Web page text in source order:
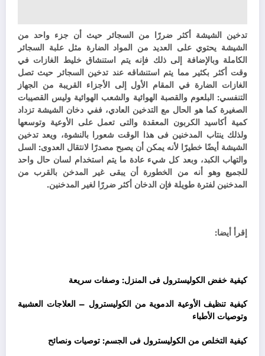
تدخين الشيشة أكثر ضررًا من السجائر حيث أن جزء واحد من
الشيشة يحتوي على العديد من المواد الضارة مثل علبة السجائر
الكاملة وبالإضافة إلى ذلك فإنه يتم استنشاق خليط الغازات في
وقت أكثر بكثير مما يتم استنشاقه عند تدخين السجائر حيث تصل
الغازات الضارة في المقام الأول إلى الأجزاء القريبة من الجهاز
التنفسي: البلعوم والقصبة الهوائية والشعب الهوائية وليس القصيبات
الصغيرة كما هو الحال مع التدخين العادي، ففي دخان الشيشة تزداد
كمية أكاسيد الكربون المعقدة والتى تعمل على الأوعية وتوسعها
ولذلك ينتاب المدخنين فى هذا الوقت شعورا بالنشوة، ويعد تدخين
الشيشة أيضًا خطيرًا لأنه يمكن أن يصبح مصدرًا لانتقال العدوى: السل
والتهاب الكبد، وبعد كل شيء عادة ما يتم استخدام لسان حال واحد
للجميع وهو أنه من الخطورة أن يبقى غير المدخن بالقرب من
المدخنين لفترة طويلة فإن الدخان أكثر ضررًا لغير المدخنين.
إقرأ أيضا:
كيفية خفض الكوليسترول فى المنزل: وصفات سريعة
كيفية تنظيف الأوعية الدموية من الكوليسترول – العلاجات العشبية
وتوصيات الأطباء
كيفية التخلص من الكوليسترول فى الجسم: توصيات ونصائح